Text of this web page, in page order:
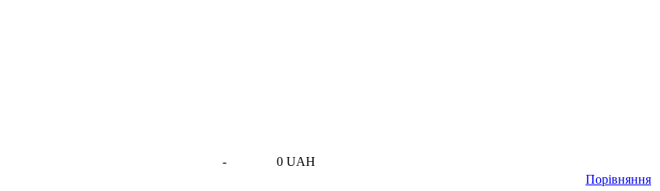
-
0 UAH
Порівняння